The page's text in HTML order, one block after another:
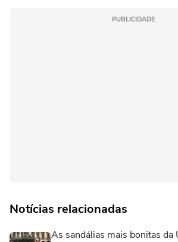
PUBLICIDADE
Notícias relacionadas
As sandálias mais bonitas da